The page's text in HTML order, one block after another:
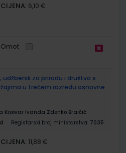
CIJENA: 6,10 €
Omot
3; udžbenik za prirodu i društvo s
u trećem razredu osnovne
Kisovar Ivanda Zdenko Braičić
Registarski broj ministarstva: 7035
CIJENA: 11,88 €